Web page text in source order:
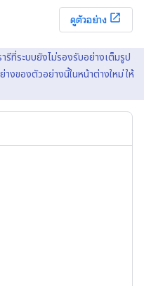
ดูตัวอย่าง
รีที่ระบบยังไม่รองรับอย่างเต็มรูป
งของตัวอย่างนี้ในหน้าต่างใหม่ ให้